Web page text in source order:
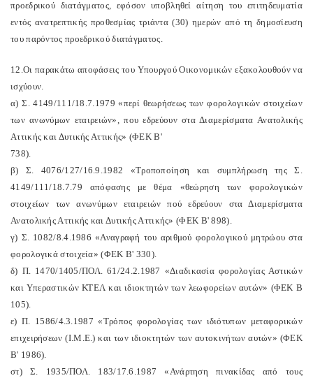
προεδρικού διατάγματος, εφόσον υποβληθεί αίτηση του επιτηδευματία
εντός ανατρεπτικής προθεσμίας τριάντα (30) ημερών από τη δημοσίευση
του παρόντος προεδρικού διατάγματος.
12.Οι παρακάτω αποφάσεις του Υπουργού Οικονομικών εξακολουθούν να
ισχύουν.
α) Σ. 4149/111/18.7.1979 «περί θεωρήσεως των φορολογικών στοιχείων
των ανωνύμων εταιρειών», που εδρεύουν στα Διαμερίσματα Ανατολικής
Αττικής και Δυτικής Αττικής» (ΦΕΚ Β'
738).
β) Σ. 4076/127/16.9.1982 «Τροποποίηση και συμπλήρωση της Σ.
4149/111/18.7.79 απόφασης με θέμα «θεώρηση των φορολογικών
στοιχείων των ανωνύμων εταιρειών πού εδρεύουν στα Διαμερίσματα
Ανατολικής Αττικής και Δυτικής Αττικής» (ΦΕΚ Β' 898).
γ) Σ. 1082/8.4.1986 «Αναγραφή του αριθμού φορολογικού μητρώου στα
φορολογικά στοιχεία» (ΦΕΚ Β' 330).
δ) Π. 1470/1405/ΠΟΛ. 61/24.2.1987 «Διαδικασία φορολογίας Αστικών
και Υπεραστικών ΚΤΕΛ και ιδιοκτητών των λεωφορείων αυτών» (ΦΕΚ Β
105).
ε) Π. 1586/4.3.1987 «Τρόπος φορολογίας των ιδιότυπων μεταφορικών
επιχειρήσεων (Ι.Μ.Ε.) και των ιδιοκτητών των αυτοκινήτων αυτών» (ΦΕΚ
Β' 1986).
στ) Σ. 1935/ΠΟΛ. 183/17.6.1987 «Ανάρτηση πινακίδας από τους